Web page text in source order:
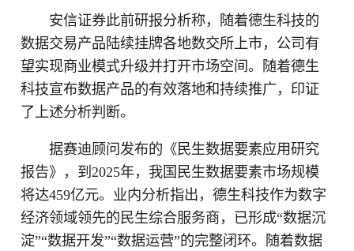
安信证券此前研报分析称，随着德生科技的
数据交易产品陆续挂牌各地数交所上市，公司有
望实现商业模式升级并打开市场空间。随着德生
科技宣布数据产品的有效落地和持续推广，印证
了上述分析判断。
据赛迪顾问发布的《民生数据要素应用研究
报告》，到2025年，我国民生数据要素市场规模
将达459亿元。业内分析指出，德生科技作为数字
经济领域领先的民生综合服务商，已形成“数据沉
淀”“数据开发”“数据运营”的完整闭环。随着数据